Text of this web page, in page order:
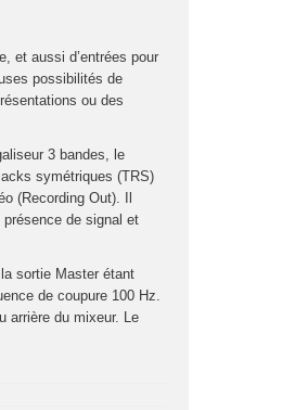
et aussi d’entrées pour
possibilités de
ou des
3 bandes, le
symétriques (TRS)
(Recording Out). Il
présence de signal et
sortie Master étant
de coupure 100 Hz.
arrière du mixeur. Le